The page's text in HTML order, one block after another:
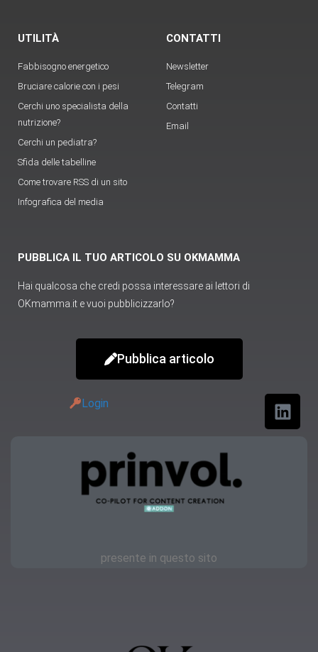
UTILITÀ
Fabbisogno energetico
Bruciare calorie con i pesi
Cerchi uno specialista della
nutrizione?
Cerchi un pediatra?
Sfida delle tabelline
Come trovare RSS di un sito
Infografica del media
CONTATTI
Newsletter
Telegram
Contatti
Email
PUBBLICA IL TUO ARTICOLO SU OKMAMMA
Hai qualcosa che credi possa interessare ai lettori di
OKmamma.it e vuoi pubblicizzarlo?
Pubblica articolo
Login
presente in questo sito